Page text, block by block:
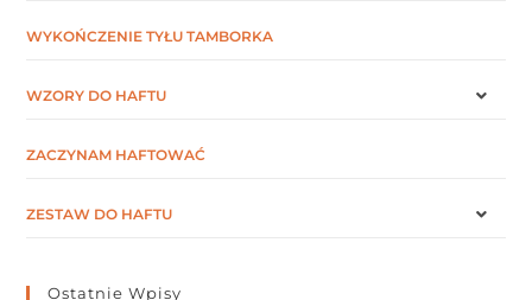
WYKOŃCZENIE TYŁU TAMBORKA
WZORY DO HAFTU
ZACZYNAM HAFTOWAĆ
ZESTAW DO HAFTU
Ostatnie Wpisy